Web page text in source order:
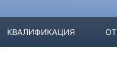
КВАЛИФИКАЦИЯ